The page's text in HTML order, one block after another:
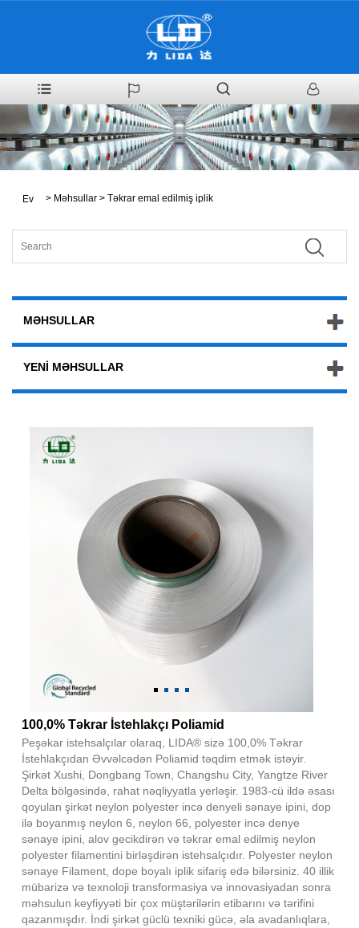
Ev > Məhsullar > Təkrar emal edilmiş iplik
MƏHSULLAR
YENI MƏHSULLAR
100,0% Təkrar İstehlakçı Poliamid
Peşəkar istehsalçılar olaraq, LIDA® sizə 100,0% Təkrar
İstehlakçıdan Əvvəlcədən Poliamid təqdim etmək istəyir.
Şirkət Xushi, Dongbang Town, Changshu City, Yangtze River
Delta bölgəsində, rahat nəqliyyatla yerləşir. 1983-cü ildə əsası
qoyulan şirkət neylon polyester incə denyeli sənaye ipini, dop
ilə boyanmış neylon 6, neylon 66, polyester incə denye
sənaye ipini, alov gecikdirən və təkrar emal edilmiş neylon
polyester filamentini birləşdirən istehsalçıdır. Polyester neylon
sənaye Filament, dope boyalı iplik sifariş edə bilərsiniz. 40 illik
mübarizə və texnoloji transformasiya və innovasiyadan sonra
məhsulun keyfiyyəti bir çox müştərilərin etibarını və tərifini
qazanmışdır. İndi şirkət güclü texniki gücə, əla avadanlıqlara,